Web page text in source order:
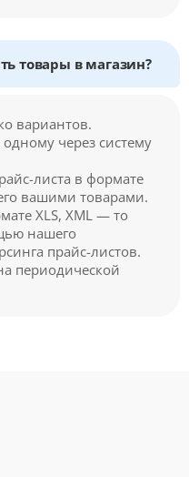
товары в магазин?
вариантов.
через систему
листа в формате
вашими товарами.
XLS, XML — то
нашего
прайс-листов.
периодической